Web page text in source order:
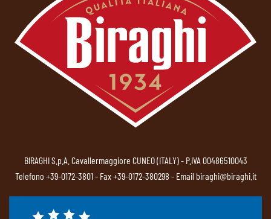
BIRAGHI S.p.A. Cavallermaggiore CUNEO (ITALY) - P.IVA 00486510043
Telefono +39-0172-3801- Fax +39-0172-380298 - Email biraghi@biraghi.it